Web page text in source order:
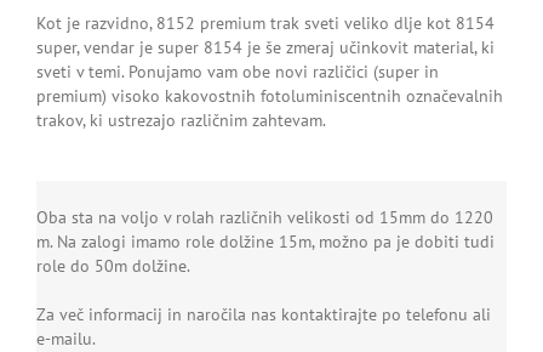
Kot je razvidno, 8152 premium trak sveti veliko dlje kot 8154
super, vendar je super 8154 je še zmeraj učinkovit material, ki
sveti v temi. Ponujamo vam obe novi različici (super in
premium) visoko kakovostnih fotoluminiscentnih označevalnih
trakov, ki ustrezajo različnim zahtevam.
Oba sta na voljo v rolah različnih velikosti od 15mm do 1220
m. Na zalogi imamo role dolžine 15m, možno pa je dobiti tudi
role do 50m dolžine.
Za več informacij in naročila nas kontaktirajte po telefonu ali
e-mailu.